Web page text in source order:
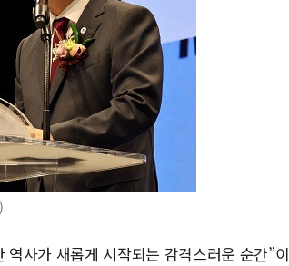
사가 새롭게 시작되는 감격스러운 순간”이